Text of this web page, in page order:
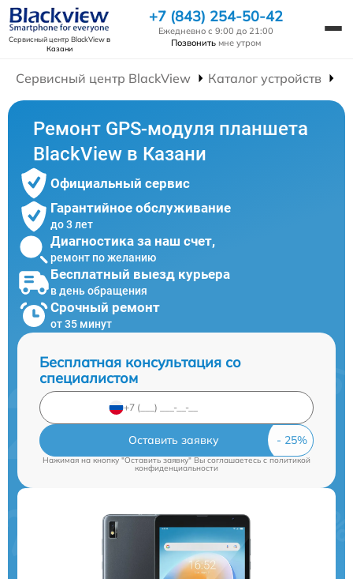
Сервисный центр BlackViewв
Казани
+7 (843) 254-50-42
Ежедневно с 9:00 до 21:00
Позвонить мне утром
Сервисный центр BlackView Каталог устройств
Ремонт GPS-модуля планшета
BlackView в Казани
Официальный сервис
Гарантийное обслуживание
до 3 лет
Диагностика за наш счет,
ремонт по желанию
Бесплатный выезд курьера
в день обращения
Срочный ремонт
от 35 минут
Бесплатная консультация со
специалистом
Оставить заявку
Нажимая на кнопку "Оставить заявку" Вы соглашаетесь cполитикой
конфиденциальности